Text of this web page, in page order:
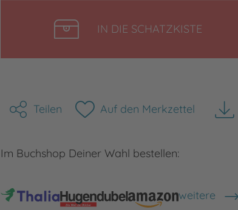
IN DIE SCHATZKISTE
Teilen Auf den Merkzettel
Im Buchshop Deiner Wahl bestellen:
weitere
Shops